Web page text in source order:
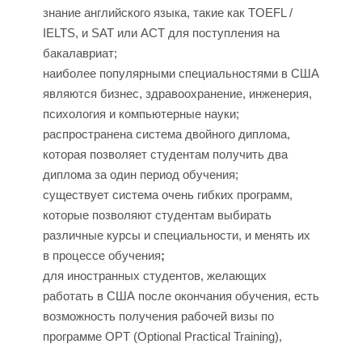
И
знание английского языка, такие как TOEFL /
IELTS, и SAT или ACT для поступления на
бакалавриат;
наиболее популярными специальностями в США
являются бизнес, здравоохранение, инженерия,
психология и компьютерные науки;
распространена система двойного диплома,
которая позволяет студентам получить два
диплома за один период обучения;
существует система очень гибких программ,
которые позволяют студентам выбирать
различные курсы и специальности, и менять их
в процессе обучения;
для иностранных студентов, желающих
работать в США после окончания обучения, есть
возможность получения рабочей визы по
программе OPT (Optional Practical Training),